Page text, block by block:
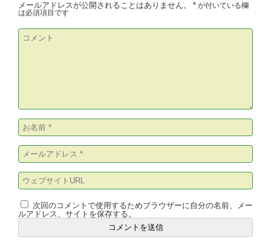
メールアドレスが公開されることはありません。 * が付いている欄
は必須項目です
次回のコメントで使用するためブラウザーに自分の名前、メー
ルアドレス、サイトを保存する。